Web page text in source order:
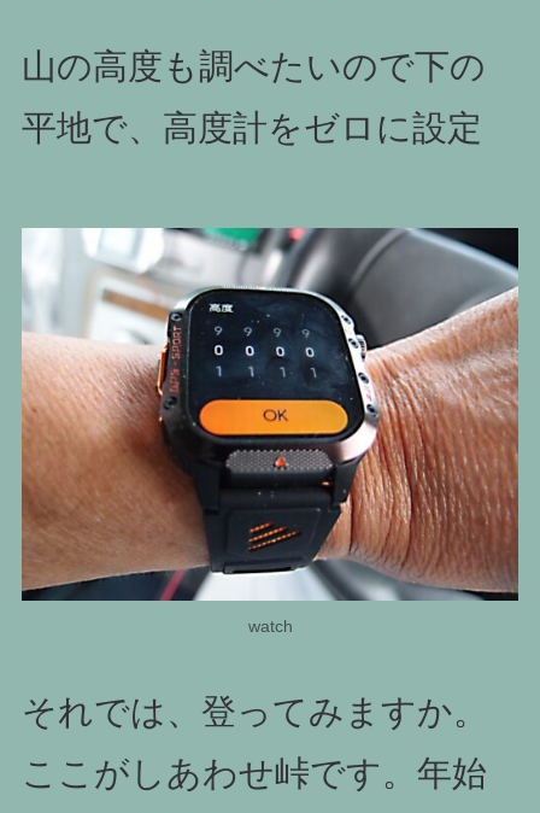
山の高度も調べたいので下の
平地で、高度計をゼロに設定
watch
それでは、登ってみますか。
ここがしあわせ峠です。年始